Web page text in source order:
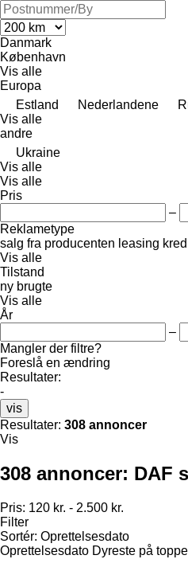
Danmark
København
Vis alle
Europa
Estland
Nederlandene
Vis alle
andre
Ukraine
Vis alle
Vis alle
Pris
–
Reklametype
salg fra producenten leasing
Vis alle
Tilstand
ny brugte
Vis alle
År
–
Mangler der filtre?
Foreslå en ændring
Resultater:
-
vis
Resultater: 308 annoncer
Vis
308 annoncer: DAF
Pris: 120 kr. - 2.500 kr.
Filter
Sortér: Oprettelsesdato
Oprettelsesdato Dyreste på